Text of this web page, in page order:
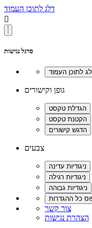
דלג לתוכן העמוד

סרגל נגישות
גופן וקישורים
צבעים
צור קשר
הצהרת נגישות